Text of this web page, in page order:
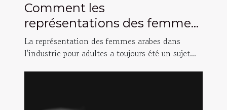
Comment les
représentations des femmes
arabes dans l'industrie pour
adultes ont évolué
La représentation des femmes arabes dans
l'industrie pour adultes a toujours été un sujet...